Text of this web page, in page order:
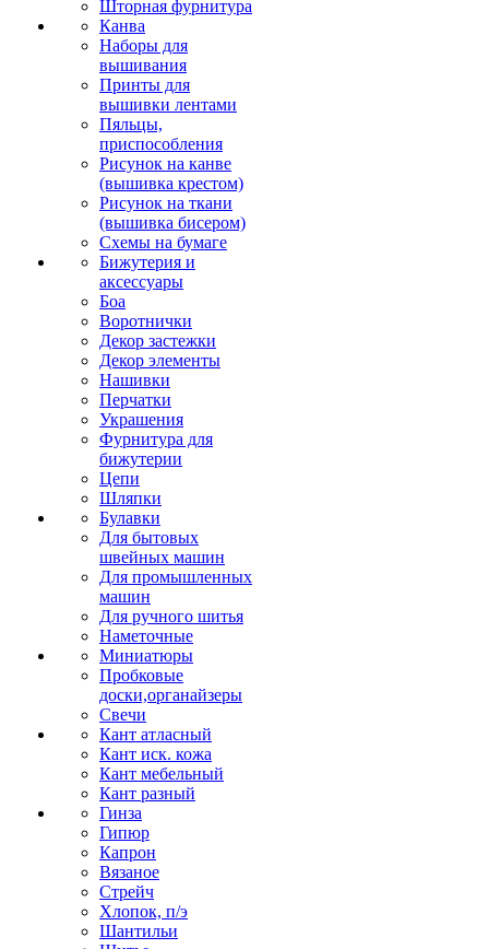
Шторная фурнитура
Канва
Наборы для
вышивания
Принты для
вышивки лентами
Пяльцы,
приспособления
Рисунок на канве
(вышивка крестом)
Рисунок на ткани
(вышивка бисером)
Схемы на бумаге
Бижутерия и
аксессуары
Боа
Воротнички
Декор застежки
Декор элементы
Нашивки
Перчатки
Украшения
Фурнитура для
бижутерии
Цепи
Шляпки
Булавки
Для бытовых
швейных машин
Для промышленных
машин
Для ручного шитья
Наметочные
Миниатюры
Пробковые
доски,органайзеры
Свечи
Кант атласный
Кант иск. кожа
Кант мебельный
Кант разный
Гинза
Гипюр
Капрон
Вязаное
Стрейч
Хлопок, п/э
Шантильи